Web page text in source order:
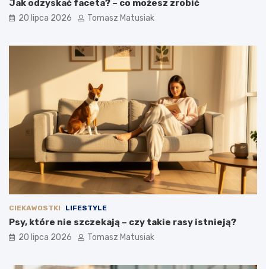
Jak odzyskać faceta? – co możesz zrobić
20 lipca 2026 Tomasz Matusiak
CIEKAWOSTKI LIFESTYLE
Psy, które nie szczekają – czy takie rasy istnieją?
20 lipca 2026 Tomasz Matusiak